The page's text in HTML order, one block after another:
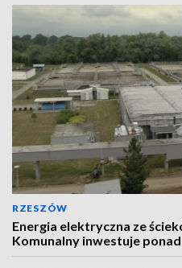
RZESZÓW
Energia elektryczna ze
Komunalny inwestuje ponad